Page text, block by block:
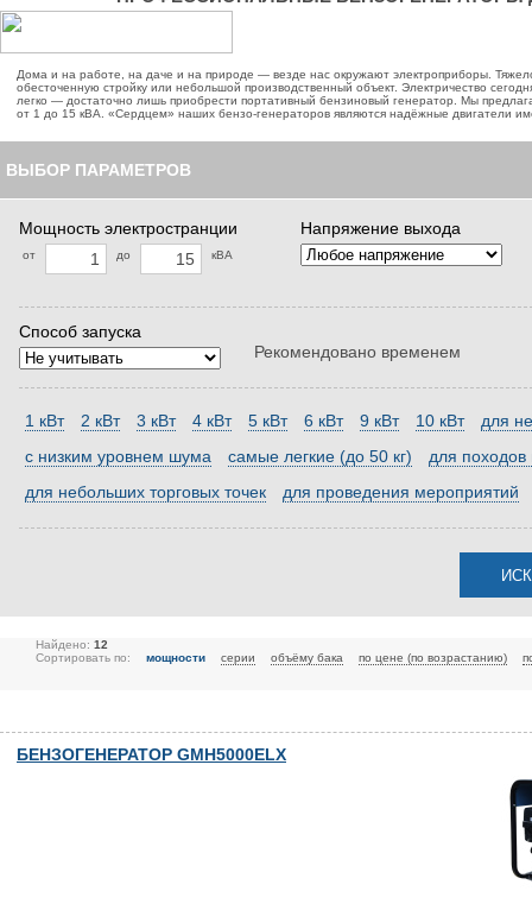
Дома и на работе, на даче и на природе — везде нас окружают электроприборы.
обесточенную стройку или небольшой производственный объект. Электричество
легко — достаточно лишь приобрести портативный бензиновый генератор. Мы
от 1 до 15 кВА. «Сердцем» наших бензо-генераторов являются надёжные двигатели
ВЫБОР ПАРАМЕТРОВ
Мощность электространции
от до кВА
Напряжение выхода
Способ запуска
Рекомендовано временем
1 кВт 2 кВт 3 кВт 4 кВт 5 кВт 6 кВт 9 кВт 10 кВт
для
с низким уровнем шума
самые легкие (до 50 кг)
для походов
для небольших торговых точек
для проведения мероприятий
Найдено: 12
Сортировать по:
мощности серии объёму бака по цене (по возрастанию)
БЕНЗОГЕНЕРАТОР GMH5000ELX